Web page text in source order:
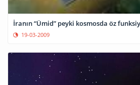
İranın “Ümid” peyki kosmosda öz
19-03-2009